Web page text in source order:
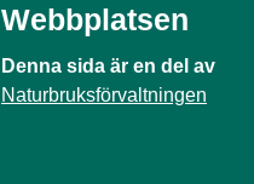
Webbplatsen
Denna sida är en del av
Naturbruksförvaltningen